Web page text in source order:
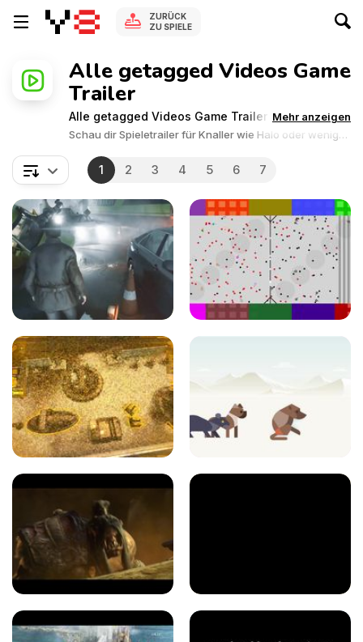
ZURÜCK
ZU SPIELE
Alle getagged Videos Game
Trailer
Alle getagged Videos Game Trailer
Schau dir Spieletrailer für Knaller wie Halo oder weniger
Spiele für PC und Konsolen. Aber es gibt auch viele
Trailervideos für Online Spiele, wie die von Y8.
Mehr anzeigen
1 2 3 4 5 6 7